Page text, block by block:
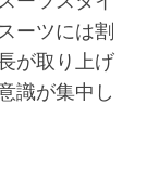
ーツには割
が取り上げ
識が集中し